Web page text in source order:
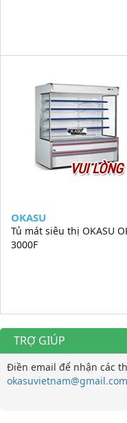
VUI LÒNG
OKASU
Tủ mát siêu thị OKASU
3000F
TRỢ GIÚP
Điền email để nhận các
okasuvietnam@gmail.com